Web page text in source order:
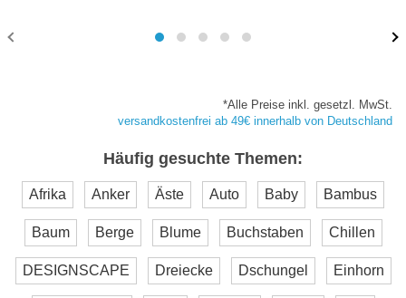
*Alle Preise inkl. gesetzl. MwSt.
versandkostenfrei ab 49€ innerhalb von Deutschland
Häufig gesuchte Themen:
Afrika Anker Äste Auto Baby Bambus
Baum Berge Blume Buchstaben Chillen
DESIGNSCAPE Dreiecke Dschungel Einhorn